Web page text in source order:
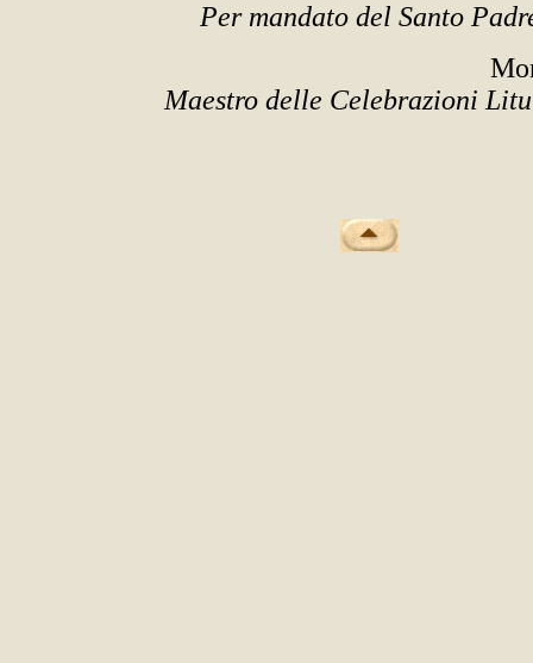
Per mandato del Santo
Maestro delle Celebrazioni